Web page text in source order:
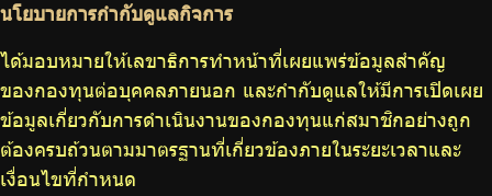
นโยบายการกำกับดูแลกิจการ
ได้มอบหมายให้เลขาธิการทำหน้าที่เผยแพร่ข้อมูลสำคัญ
ของกองทุนต่อบุคคลภายนอก และกำกับดูแลให้มีการเปิดเผย
ข้อมูลเกี่ยวกับการดำเนินงานของกองทุนแก่สมาชิกอย่างถูก
ต้องครบถ้วนตามมาตรฐานที่เกี่ยวข้องภายในระยะเวลาและ
เงื่อนไขที่กำหนด